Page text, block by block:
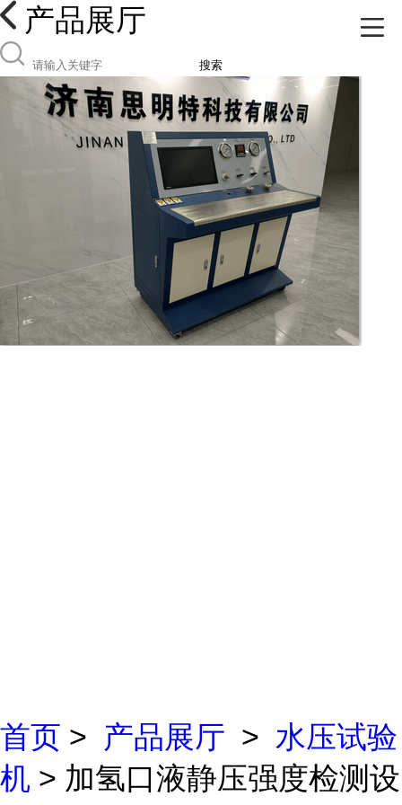
产品展厅
搜索
首页 > 产品展厅 > 水压试验
机 > 加氢口液静压强度检测设